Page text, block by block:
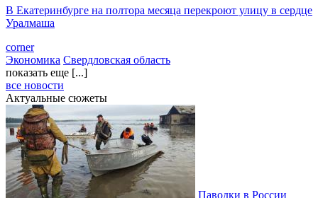
В Екатеринбурге на полтора месяца перекроют улицу в сердце
Уралмаша
corner
Экономика Свердловская область
показать еще [...]
все новости
Актуальные сюжеты
Паводки в России